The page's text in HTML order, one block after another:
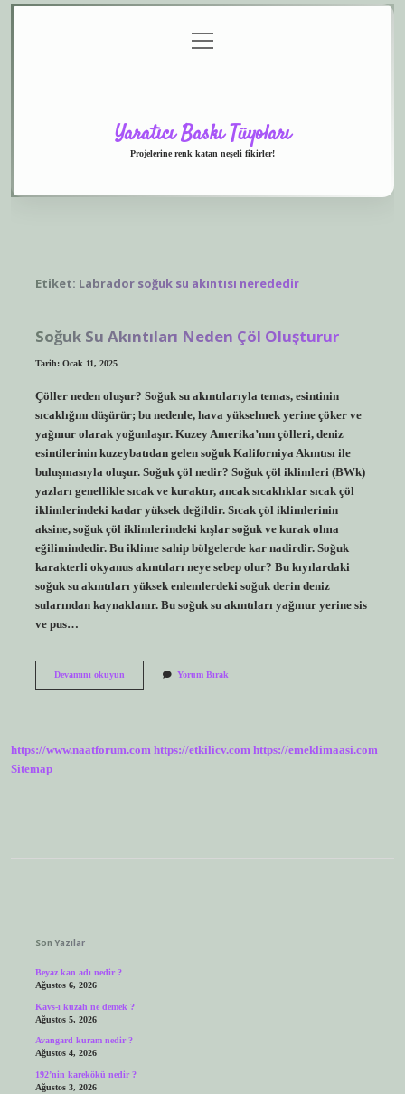
menüyü
aç
Yaratıcı Baskı Tüyoları
Projelerine renk katan neşeli fikirler!
Etiket: Labrador soğuk su akıntısı nerededir
Soğuk Su Akıntıları Neden Çöl Oluşturur
Tarih: Ocak 11, 2025
Çöller neden oluşur? Soğuk su akıntılarıyla temas, esintinin
sıcaklığını düşürür; bu nedenle, hava yükselmek yerine çöker ve
yağmur olarak yoğunlaşır. Kuzey Amerika’nın çölleri, deniz
esintilerinin kuzeybatıdan gelen soğuk Kaliforniya Akıntısı ile
buluşmasıyla oluşur. Soğuk çöl nedir? Soğuk çöl iklimleri (BWk)
yazları genellikle sıcak ve kuraktır, ancak sıcaklıklar sıcak çöl
iklimlerindeki kadar yüksek değildir. Sıcak çöl iklimlerinin
aksine, soğuk çöl iklimlerindeki kışlar soğuk ve kurak olma
eğilimindedir. Bu iklime sahip bölgelerde kar nadirdir. Soğuk
karakterli okyanus akıntıları neye sebep olur? Bu kıyılardaki
soğuk su akıntıları yüksek enlemlerdeki soğuk derin deniz
sularından kaynaklanır. Bu soğuk su akıntıları yağmur yerine sis
ve pus…
Devamını okuyunSoğuk
Yorum Bırak
https://www.naatforum.com https://etkilicv.com https://emeklimaasi.com
Sitemap
Son Yazılar
Beyaz kan adı nedir ?
Ağustos 6, 2026
Kavs-ı kuzah ne demek ?
Ağustos 5, 2026
Avangard kuram nedir ?
Ağustos 4, 2026
192’nin karekökü nedir ?
Ağustos 3, 2026